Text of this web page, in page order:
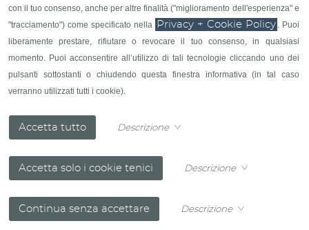
con il tuo consenso, anche per altre finalità ("miglioramento dell'esperienza" e
"tracciamento") come specificato nella Privacy + Cookie Policy . Puoi
liberamente prestare, rifiutare o revocare il tuo consenso, in qualsiasi
momento. Puoi acconsentire all’utilizzo di tali tecnologie cliccando uno dei
pulsanti sottostanti o chiudendo questa finestra informativa (in tal caso
verranno utilizzati tutti i cookie).
Descrizione
Descrizione
Descrizione
31º 〔 C1 〕eloRanking
39º Female Ranking List World Sailing
8º C.Italiano a Squadre club 25